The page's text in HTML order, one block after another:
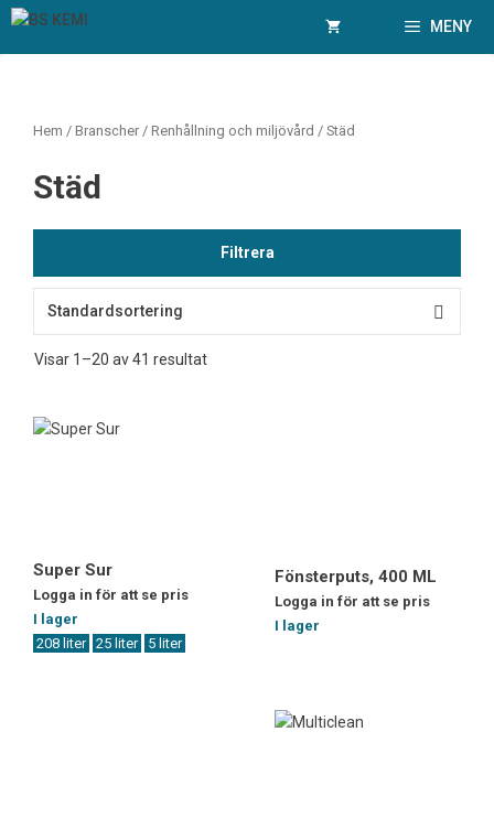
Hoppa
innehåll
MENY
Hem / Branscher / Renhållning och miljövård / Städ
Städ
Filtrera
Visar 1–20 av 41 resultat
Super Sur
Logga in för att se pris
I lager
208 liter 25 liter 5 liter
Fönsterputs, 400 ML
Logga in för att se pris
I lager